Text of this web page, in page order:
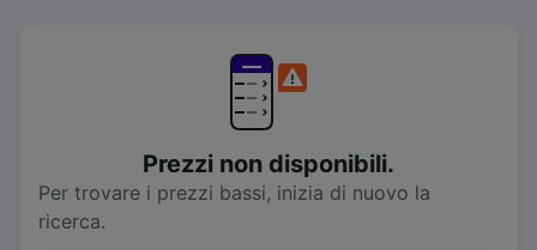
Prezzi non disponibili.
Per trovare i prezzi bassi, inizia di nuovo la
ricerca.